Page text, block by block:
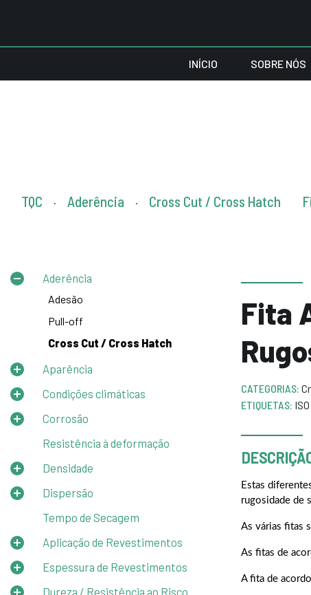
INÍCIO SOBRE NÓS
TQC . Aderência . Cross Cut / Cross Hatch
Aderência
Adesão
Pull-off
Cross Cut / Cross Hatch
Aparência
Condições climáticas
Corrosão
Resistência à deformação
Densidade
Dispersão
Tempo de Secagem
Aplicação de Revestimentos
Espessura de Revestimentos
Dureza / Resistência ao Risco
Fita
CATEGORIAS:
ETIQUETAS:
Estas
rugosidade de
As várias fitas
As fitas de
A fita de